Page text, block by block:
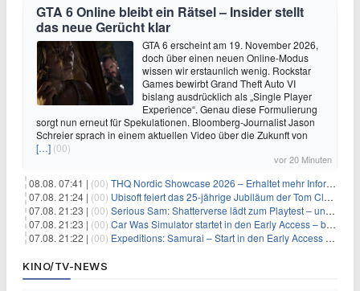
GTA 6 Online bleibt ein Rätsel – Insider stellt
das neue Gerücht klar
GTA 6 erscheint am 19. November 2026,
doch über einen neuen Online-Modus
wissen wir erstaunlich wenig. Rockstar
Games bewirbt Grand Theft Auto VI
bislang ausdrücklich als „Single Player
Experience“. Genau diese Formulierung
sorgt nun erneut für Spekulationen. Bloomberg-Journalist Jason
Schreier sprach in einem aktuellen Video über die Zukunft von
[…] (00)
vor 20 Minuten
08.08. 07:41 | (00) THQ Nordic Showcase 2026 – Erhaltet mehr Informationen
07.08. 21:24 | (00) Ubisoft feiert das 25-jährige Jubiläum der Tom Clancy’s Ghost Recon-Reihe
07.08. 21:23 | (00) Serious Sam: Shatterverse lädt zum Playtest – und erscheint schon bald!
07.08. 21:23 | (00) Car Was Simulator startet in den Early Access – bald gehts los!
07.08. 21:22 | (00) Expeditions: Samurai – Start in den Early Access ab heute im feudalen Japan
KINO/TV-NEWS